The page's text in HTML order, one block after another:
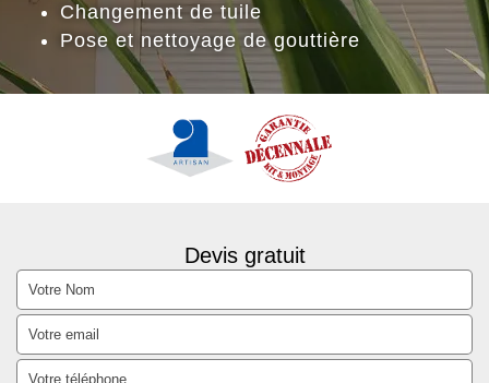
Changement de tuile
Pose et nettoyage de gouttière
Devis gratuit